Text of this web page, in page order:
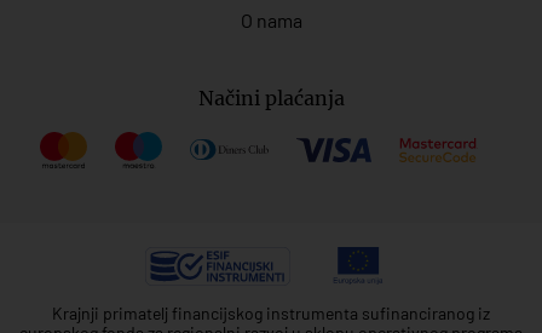
O nama
Načini plaćanja
Krajnji primatelj financijskog instrumenta sufinanciranog iz